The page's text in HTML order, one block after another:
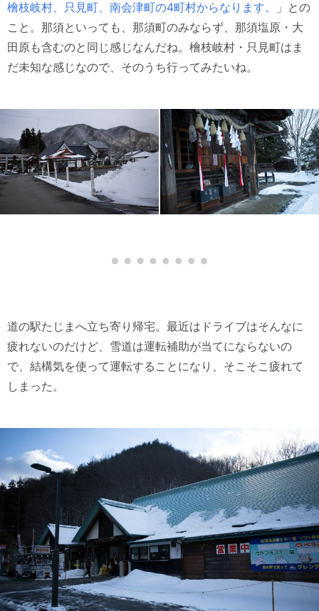
檜枝岐村、只見町、南会津町の4町村からなります。
」との
こと。那須といっても、那須町のみならず、那須塩原・大
田原も含むのと同じ感じなんだね。檜枝岐村・只見町はま
だ未知な感じなので、そのうち行ってみたいね。
道の駅たじまへ立ち寄り帰宅。最近はドライブはそんなに
疲れないのだけど、雪道は運転補助が当てにならないの
で、結構気を使って運転することになり、そこそこ疲れて
しまった。